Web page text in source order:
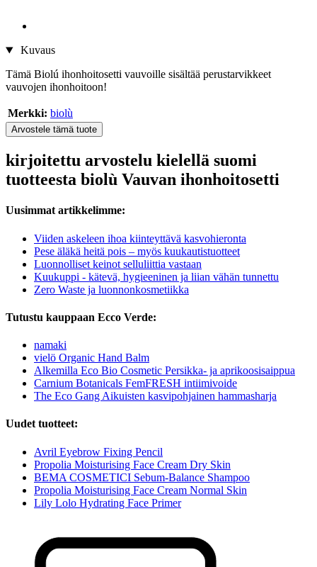
Kuvaus
Tämä Biolú ihonhoitosetti vauvoille sisältää perustarvikkeet
vauvojen ihonhoitoon!
Merkki: biolù
Arvostele tämä tuote
kirjoitettu arvostelu kielellä suomi
tuotteesta biolù Vauvan ihonhoitosetti
Uusimmat artikkelimme:
Viiden askeleen ihoa kiinteyttävä kasvohieronta
Pese äläkä heitä pois – myös kuukautistuotteet
Luonnolliset keinot selluliittia vastaan
Kuukuppi - kätevä, hygieeninen ja liian vähän tunnettu
Zero Waste ja luonnonkosmetiikka
Tutustu kauppaan Ecco Verde:
namaki
vielö Organic Hand Balm
Alkemilla Eco Bio Cosmetic Persikka- ja aprikoosisaippua
Carnium Botanicals FemFRESH intiimivoide
The Eco Gang Aikuisten kasvipohjainen hammasharja
Uudet tuotteet:
Avril Eyebrow Fixing Pencil
Propolia Moisturising Face Cream Dry Skin
BEMA COSMETICI Sebum-Balance Shampoo
Propolia Moisturising Face Cream Normal Skin
Lily Lolo Hydrating Face Primer